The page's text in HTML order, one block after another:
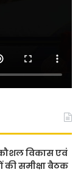
विकास एवं
समीक्षा बैठक